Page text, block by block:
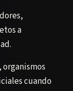
a
cuando